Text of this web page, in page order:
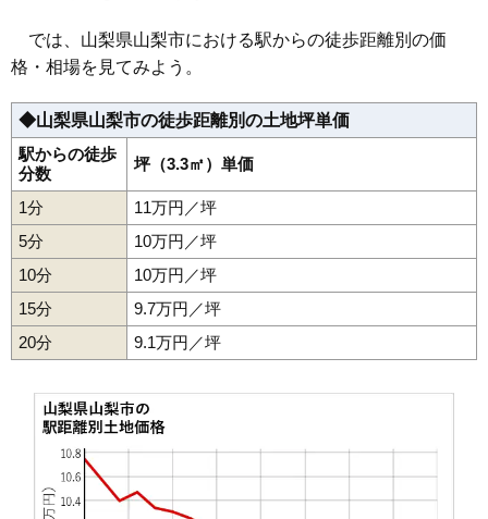
33 牧丘町西保中
35 三富川浦 1.0万円 77万円
では、山梨県山梨市における駅からの徒歩距離別の価
格・相場を見てみよう。
◆山梨県山梨市の徒歩距離別の土地坪単価
駅からの徒歩
分数
坪（3.3㎡）単価
1分
11万円／坪
5分
10万円／坪
10分
10万円／坪
15分
9.7万円／坪
20分
9.1万円／坪